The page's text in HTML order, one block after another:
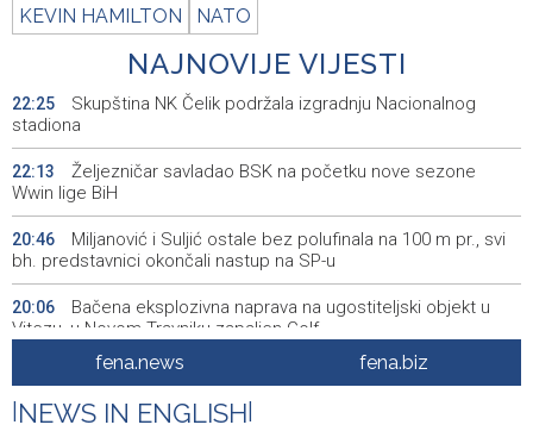
KEVIN HAMILTON NATO
NAJNOVIJE VIJESTI
22:25
Skupština NK Čelik podržala izgradnju Nacionalnog
stadiona
22:13
Željezničar savladao BSK na početku nove sezone
Wwin lige BiH
20:46
Miljanović i Suljić ostale bez polufinala na 100 m pr., svi
bh. predstavnici okončali nastup na SP-u
20:06
Bačena eksplozivna naprava na ugostiteljski objekt u
Vitezu, u Novom Travniku zapaljen Golf
Galerija ULUPUBiH otvara novu izlagačku sezonu,
predstavlja novi izlagački program
fena.news fena.biz
NEWS IN ENGLISH